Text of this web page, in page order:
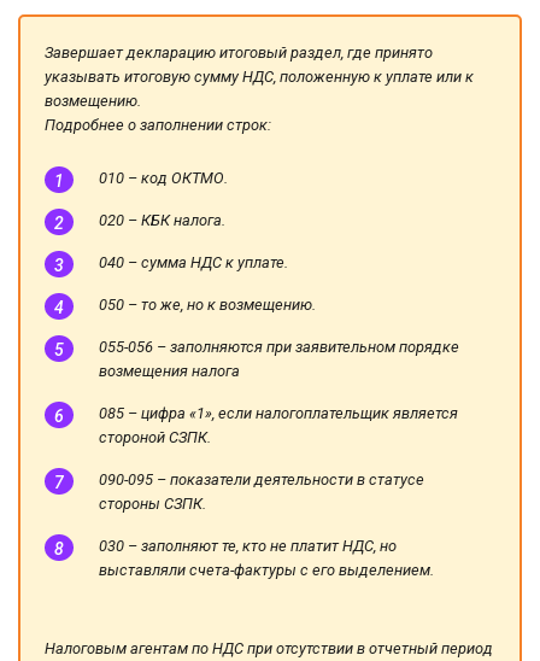
Завершает декларацию итоговый раздел, где принято
указывать итоговую сумму НДС, положенную к уплате или к
возмещению.
Подробнее о заполнении строк:
010 – код ОКТМО.
020 – КБК налога.
040 – сумма НДС к уплате.
050 – то же, но к возмещению.
055-056 – заполняются при заявительном порядке
возмещения налога
085 – цифра «1», если налогоплательщик является
стороной СЗПК.
090-095 – показатели деятельности в статусе
стороны СЗПК.
030 – заполняют те, кто не платит НДС, но
выставляли счета-фактуры с его выделением.
Налоговым агентам по НДС при отсутствии в отчетный период